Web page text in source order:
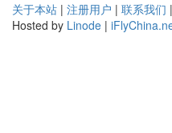
关于本站 | 注册用户 | 联系我们 |
Hosted by Linode |